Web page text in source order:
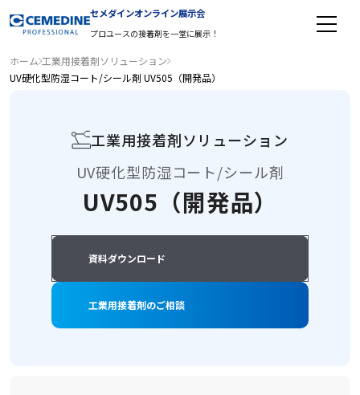
セメダインオンライン展示会
プロユースの接着剤を一堂に展示！
ホーム 工業用接着剤ソリューション
UV硬化型防湿コート/シール剤 UV505（開発品）
工業用接着剤ソリューション
UV硬化型防湿コート/シール剤
UV505（開発品）
資料ダウンロード
工業用接着剤のご相談